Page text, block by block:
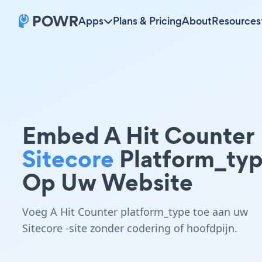
Apps Plans & PricingAboutResources
Embed A Hit Counter
Sitecore
Op Uw Website
Voeg A Hit Counter platform_type toe aan uw
Sitecore -site zonder codering of hoofdpijn.